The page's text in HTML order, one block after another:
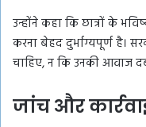
उन्होंने कहा कि छात्रों के
करना बेहद दुर्भाग्यपूर्ण है।
चाहिए, न कि उनकी आवाज
जांच और